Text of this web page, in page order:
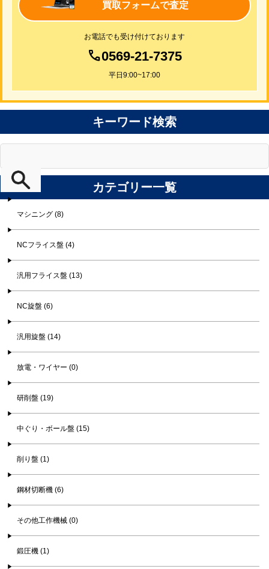
買取フォームで査定
お電話でも受け付けております
0569-21-7375
平日9:00~17:00
キーワード検索
カテゴリー一覧
マシニング (8)
NCフライス盤 (4)
汎用フライス盤 (13)
NC旋盤 (6)
汎用旋盤 (14)
放電・ワイヤー (0)
研削盤 (19)
中ぐり・ボール盤 (15)
削り盤 (1)
鋼材切断機 (6)
その他工作機械 (0)
鍛圧機 (1)